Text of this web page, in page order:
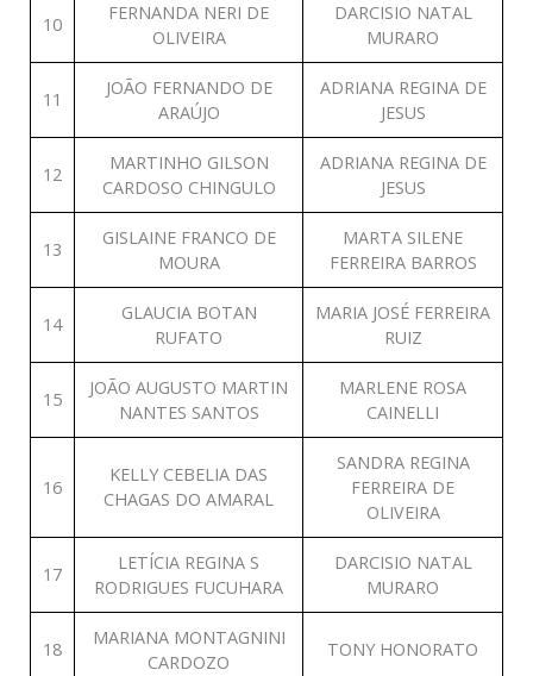
10
FERNANDA NERI DE
OLIVEIRA
DARCISIO NATAL
MURARO
11
JOÃO FERNANDO DE
ARAÚJO
ADRIANA REGINA DE
JESUS
12
MARTINHO GILSON
CARDOSO CHINGULO
ADRIANA REGINA DE
JESUS
13
GISLAINE FRANCO DE
MOURA
MARTA SILENE
FERREIRA BARROS
14
GLAUCIA BOTAN
RUFATO
MARIA JOSÉ FERREIRA
RUIZ
15
JOÃO AUGUSTO MARTIN
NANTES SANTOS
MARLENE ROSA
CAINELLI
16
KELLY CEBELIA DAS
CHAGAS DO AMARAL
SANDRA REGINA
FERREIRA DE
OLIVEIRA
17
LETÍCIA REGINA S
RODRIGUES FUCUHARA
DARCISIO NATAL
MURARO
18
MARIANA MONTAGNINI
CARDOZO
TONY HONORATO